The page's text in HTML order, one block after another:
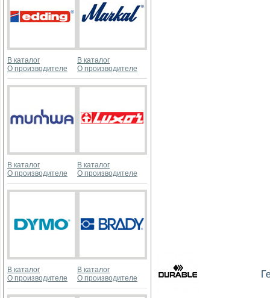
В каталог
О производителе
В каталог
О производителе
В каталог
О производителе
В каталог
О производителе
В каталог
О производителе
В каталог
О производителе